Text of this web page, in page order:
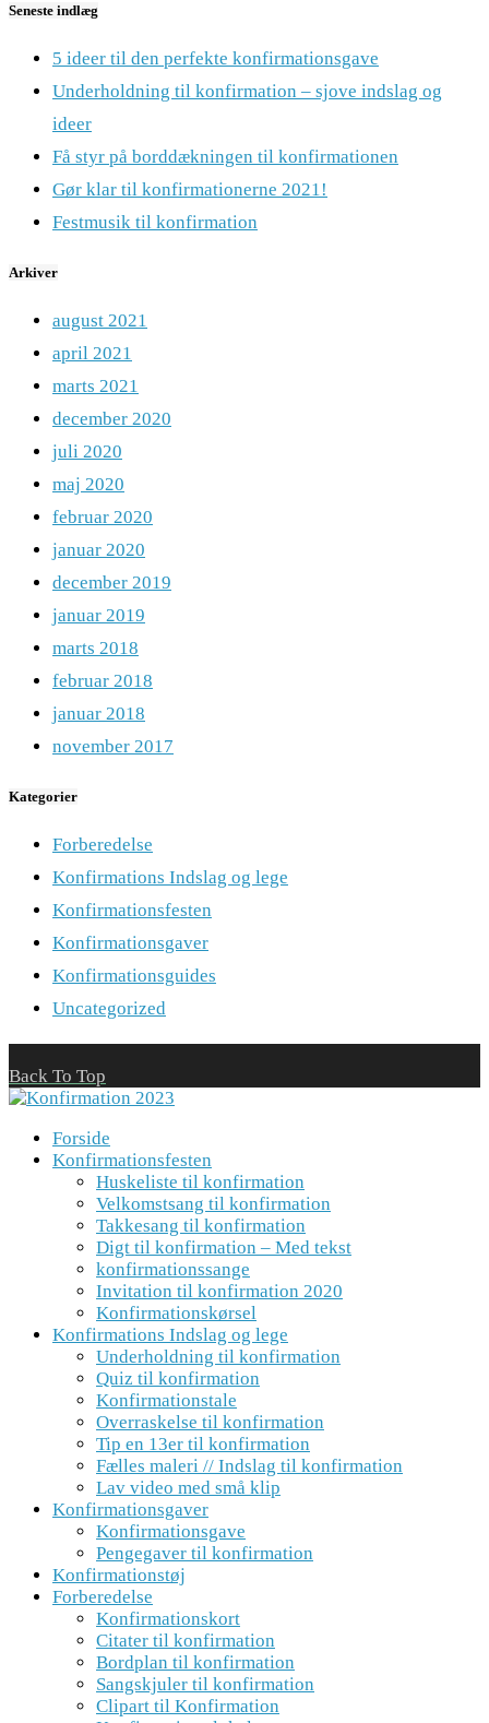
Seneste indlæg
5 ideer til den perfekte konfirmationsgave
Underholdning til konfirmation – sjove indslag og
ideer
Få styr på borddækningen til konfirmationen
Gør klar til konfirmationerne 2021!
Festmusik til konfirmation
Arkiver
august 2021
april 2021
marts 2021
december 2020
juli 2020
maj 2020
februar 2020
januar 2020
december 2019
januar 2019
marts 2018
februar 2018
januar 2018
november 2017
Kategorier
Forberedelse
Konfirmations Indslag og lege
Konfirmationsfesten
Konfirmationsgaver
Konfirmationsguides
Uncategorized
Back To Top
Forside
Konfirmationsfesten
Huskeliste til konfirmation
Velkomstsang til konfirmation
Takkesang til konfirmation
Digt til konfirmation – Med tekst
konfirmationssange
Invitation til konfirmation 2020
Konfirmationskørsel
Konfirmations Indslag og lege
Underholdning til konfirmation
Quiz til konfirmation
Konfirmationstale
Overraskelse til konfirmation
Tip en 13er til konfirmation
Fælles maleri // Indslag til konfirmation
Lav video med små klip
Konfirmationsgaver
Konfirmationsgave
Pengegaver til konfirmation
Konfirmationstøj
Forberedelse
Konfirmationskort
Citater til konfirmation
Bordplan til konfirmation
Sangskjuler til konfirmation
Clipart til Konfirmation